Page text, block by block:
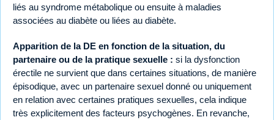
liés au syndrome métabolique ou ensuite à maladies
associées au diabète ou liées au diabète.
Apparition de la DE en fonction de la situation, du
partenaire ou de la pratique sexuelle : si la dysfonction
érectile ne survient que dans certaines situations, de manière
épisodique, avec un partenaire sexuel donné ou uniquement
en relation avec certaines pratiques sexuelles, cela indique
très explicitement des facteurs psychogènes. En revanche,